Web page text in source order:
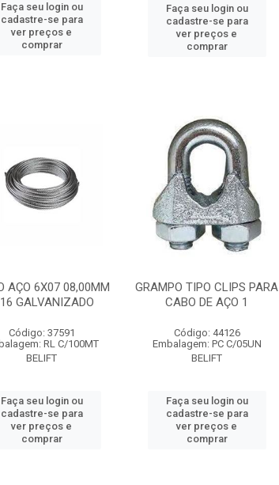
Faça seu login ou
cadastre-se para
ver preços e
comprar
Faça seu login ou
cadastre-se para
ver preços e
comprar
AÇO 6X07 08,00MM
GALVANIZADO
Código: 37591
RL C/100MT
BELIFT
Faça seu login ou
cadastre-se para
ver preços e
comprar
GRAMPO TIPO CLIPS PARA
CABO DE AÇO 1
Código: 44126
Embalagem: PC C/05UN
BELIFT
Faça seu login ou
cadastre-se para
ver preços e
comprar